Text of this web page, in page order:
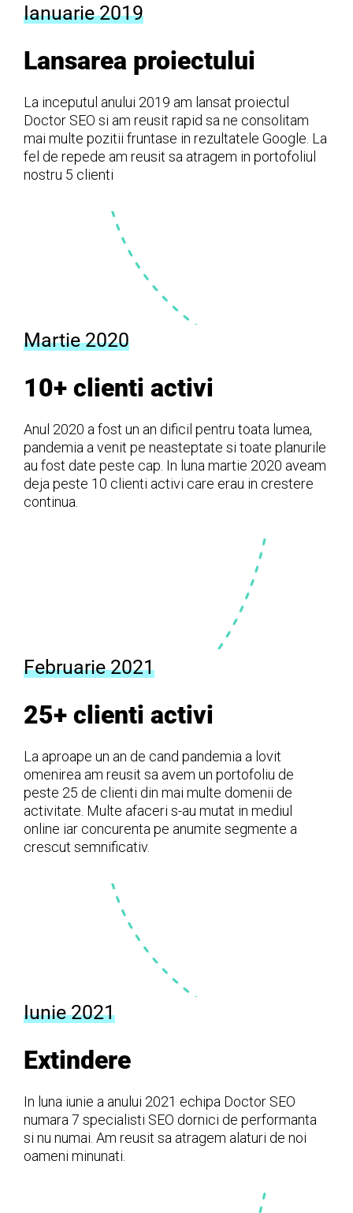
Ianuarie 2019
Lansarea proiectului
La inceputul anului 2019 am lansat proiectul
Doctor SEO si am reusit rapid sa ne consolitam
mai multe pozitii fruntase in rezultatele Google. La
fel de repede am reusit sa atragem in portofoliul
nostru 5 clienti
Martie 2020
10+ clienti activi
Anul 2020 a fost un an dificil pentru toata lumea,
pandemia a venit pe neasteptate si toate planurile
au fost date peste cap. In luna martie 2020 aveam
deja peste 10 clienti activi care erau in crestere
continua.
Februarie 2021
25+ clienti activi
La aproape un an de cand pandemia a lovit
omenirea am reusit sa avem un portofoliu de
peste 25 de clienti din mai multe domenii de
activitate. Multe afaceri s-au mutat in mediul
online iar concurenta pe anumite segmente a
crescut semnificativ.
Iunie 2021
Extindere
In luna iunie a anului 2021 echipa Doctor SEO
numara 7 specialisti SEO dornici de performanta
si nu numai. Am reusit sa atragem alaturi de noi
oameni minunati.